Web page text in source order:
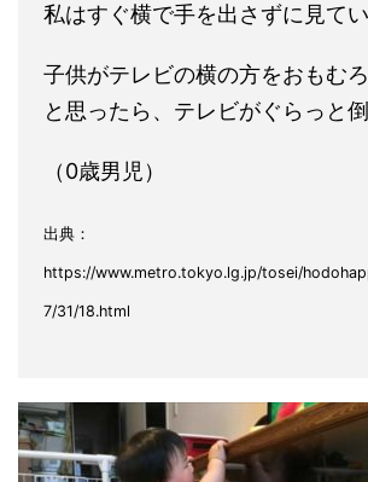
私はすぐ横で手を出さずに見てい
子供がテレビの横の方をおもむ
と思ったら、テレビがぐらっと倒
（0歳男児）
出典：
https://www.metro.tokyo.lg.jp/tosei/
7/31/18.html